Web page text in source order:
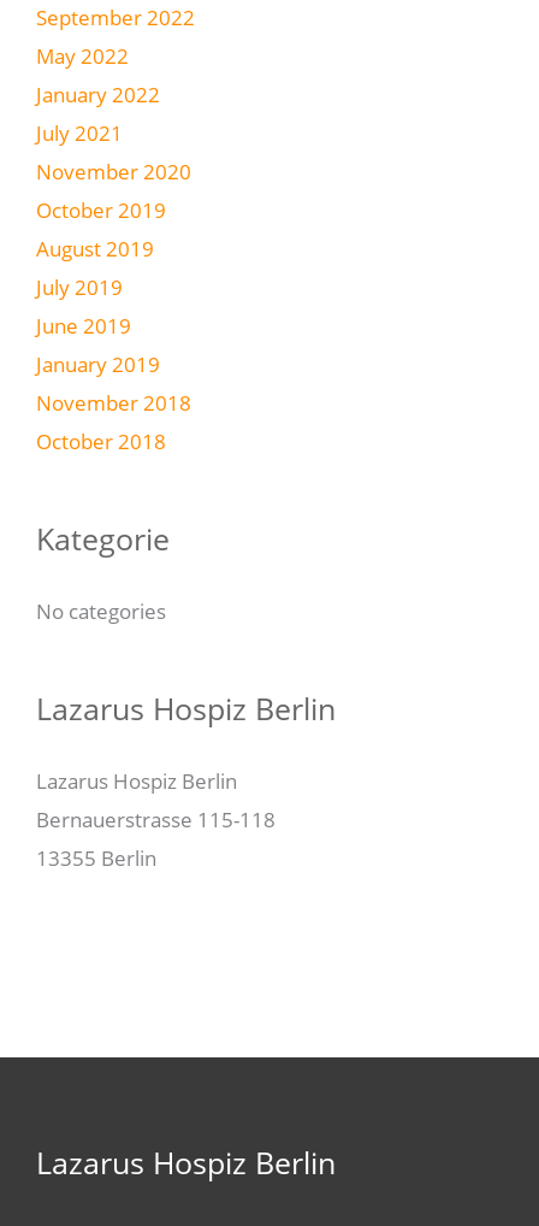
September 2022
May 2022
January 2022
July 2021
November 2020
October 2019
August 2019
July 2019
June 2019
January 2019
November 2018
October 2018
Kategorie
No categories
Lazarus Hospiz Berlin
Lazarus Hospiz Berlin
Bernauerstrasse 115-118
13355 Berlin
Lazarus Hospiz Berlin